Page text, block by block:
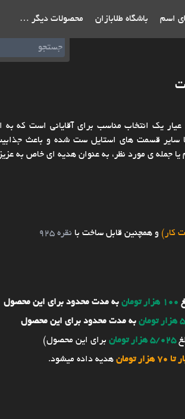
اسم باشگاه طلابازان محصولات دیگر …
دستبند طلا چرم طرح کات ساخته شده با طلای 18 عیار یک انتخاب مناسب
سایر قسمت های استایل ست شده و باعث
جمله ی مورد نظر، به عنوان هدیه ای خاص به
و همچنین قابل ساخت با نقره 925
100 هزار تومان
به مدت محدود برای این محصول
به مدت محدود برای این محصول
5/025 هزار تومان
برای این محصول)
هدیه داده میشود.